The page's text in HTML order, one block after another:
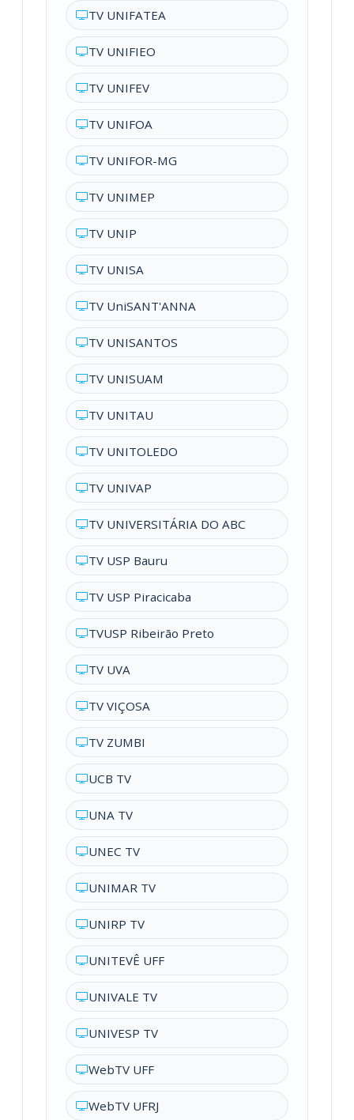
TV UNIFATEA
TV UNIFIEO
TV UNIFEV
TV UNIFOA
TV UNIFOR-MG
TV UNIMEP
TV UNIP
TV UNISA
TV UniSANT'ANNA
TV UNISANTOS
TV UNISUAM
TV UNITAU
TV UNITOLEDO
TV UNIVAP
TV UNIVERSITÁRIA DO ABC
TV USP Bauru
TV USP Piracicaba
TVUSP Ribeirão Preto
TV UVA
TV VIÇOSA
TV ZUMBI
UCB TV
UNA TV
UNEC TV
UNIMAR TV
UNIRP TV
UNITEVÊ UFF
UNIVALE TV
UNIVESP TV
WebTV UFF
WebTV UFRJ